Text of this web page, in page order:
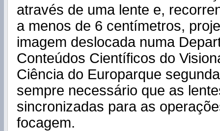
através de uma lente e,
a menos de 6 centímetros,
imagem deslocada numa
Conteúdos Científicos do
Ciência do Europarque
sempre necessário que as
sincronizadas para as
focagem.